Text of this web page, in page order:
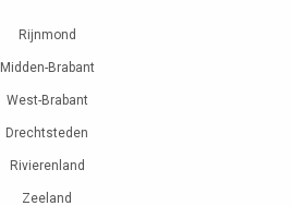
Rijnmond
Midden-Brabant
West-Brabant
Drechtsteden
Rivierenland
Zeeland